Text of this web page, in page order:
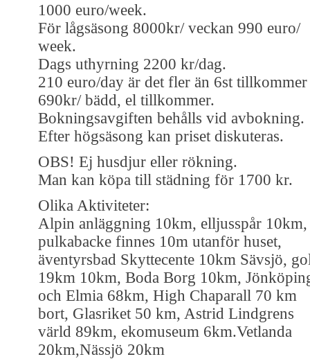
1000 euro/week.
För lågsäsong 8000kr/ veckan 990 euro/
week.
Dags uthyrning 2200 kr/dag.
210 euro/day är det fler än 6st tillkommer
690kr/ bädd, el tillkommer.
Bokningsavgiften behålls vid avbokning.
Efter högsäsong kan priset diskuteras.
OBS! Ej husdjur eller rökning.
Man kan köpa till städning för 1700 kr.
Olika Aktiviteter:
Alpin anläggning 10km, elljusspår 10km,
pulkabacke finnes 10m utanför huset,
äventyrsbad Skyttecente 10km Sävsjö,
19km 10km, Boda Borg 10km,
och Elmia 68km, High Chaparall 70 km
bort, Glasriket 50 km, Astrid Lindgrens
värld 89km, ekomuseum 6km.Vetlanda
20km,Nässjö 20km